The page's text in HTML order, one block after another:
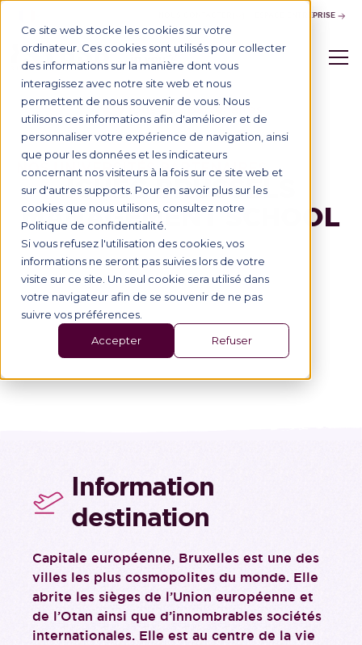
Ce site web stocke les cookies sur votre
ordinateur. Ces cookies sont utilisés pour collecter
des informations sur la manière dont vous
interagissez avec notre site web et nous
permettent de nous souvenir de vous. Nous
utilisons ces informations afin d'améliorer et de
personnaliser votre expérience de navigation, ainsi
que pour les données et les indicateurs
concernant nos visiteurs à la fois sur ce site web et
sur d'autres supports. Pour en savoir plus sur les
cookies que nous utilisons, consultez notre
Politique de confidentialité.
Si vous refusez l'utilisation des cookies, vos
informations ne seront pas suivies lors de votre
visite sur ce site. Un seul cookie sera utilisé dans
votre navigateur afin de se souvenir de ne pas
suivre vos préférences.
Accepter Refuser
ESPACE ENTREPRISE
Tous nos partenaires
NOS UNIVERSITÉS PARTENAIRES
ICHEC BRUSSELS
MANAGEMENT SCHOOL
Information
destination
Capitale européenne, Bruxelles est une des
villes les plus cosmopolites du monde. Elle
abrite les sièges de l’Union européenne et
de l’Otan ainsi que d’innombrables sociétés
internationales. Elle est au centre de la vie